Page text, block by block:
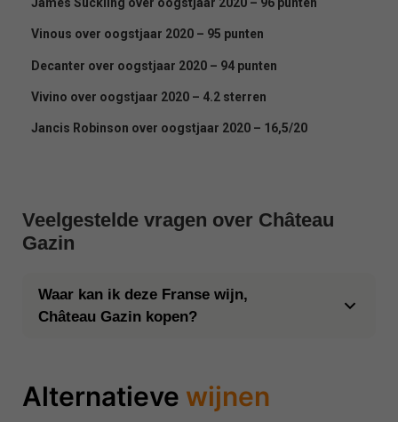
Vinous over oogstjaar 2020 – 95 punten
Decanter over oogstjaar 2020 – 94 punten
Vivino over oogstjaar 2020 – 4.2 sterren
Jancis Robinson over oogstjaar 2020 – 16,5/20
Veelgestelde vragen over Château
Gazin
Waar kan ik deze Franse wijn,
Château Gazin kopen?
Alternatieve wijnen